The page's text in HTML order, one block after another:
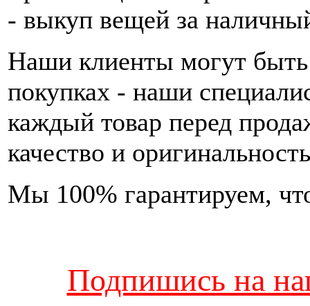
- выкуп вещей за
Наши клиенты могут
покупках - наши
каждый товар перед
качество и
Мы 100% гарантируем,
Подпишись на